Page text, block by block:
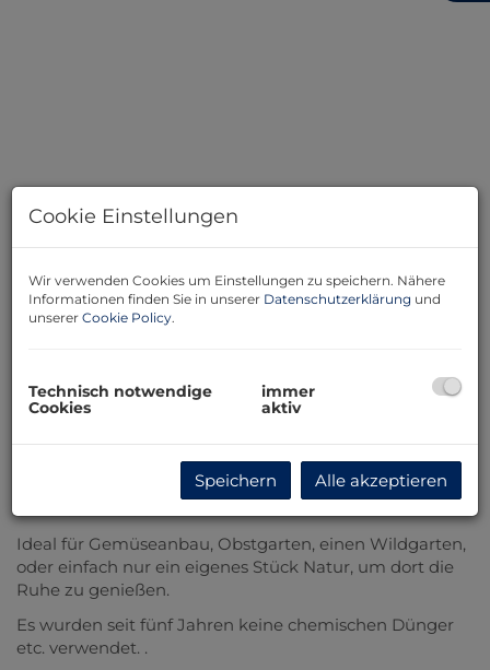
Es handelt sich um mehrere Parzellen, mit jeweils ca.
19,50
Es können durchaus mehrere Parzellen zusammen
Ideal für Gemüseanbau, Obstgarten, einen Wildgarten,
oder einfach nur ein eigenes Stück Natur, um dort die
Ruhe zu genießen.
Es wurden seit fünf Jahren keine chemischen Dünger
etc. verwendet. .
Cookie Einstellungen
Wir verwenden Cookies um Einstellungen zu speichern. Nähere
Informationen finden Sie in unserer Datenschutzerklärung und
unserer Cookie Policy.
Technisch notwendige
Cookies
immer
aktiv
Speichern Alle akzeptieren